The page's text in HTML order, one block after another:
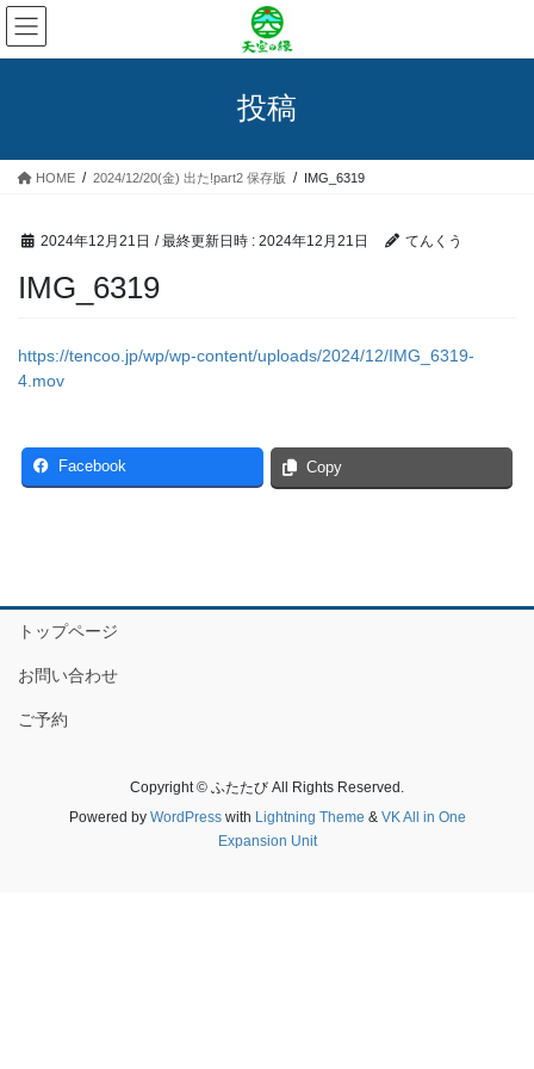
コ
ン
テ
ス
ナ
ビ
ゲ
ン
投稿
HOME 2024/12/20(金) 出た!part2 保存版 IMG_6319
2024年12月21日 / 最終更新日時 : 2024年12月21日 てんくう
IMG_6319
https://tencoo.jp/wp/wp-content/uploads/2024/12/IMG_6319-
4.mov
Facebook Copy
トップページ
お問い合わせ
ご予約
Copyright © ふたたび All Rights Reserved.
Powered by WordPresswith Lightning Theme & VK All in One
Expansion Unit